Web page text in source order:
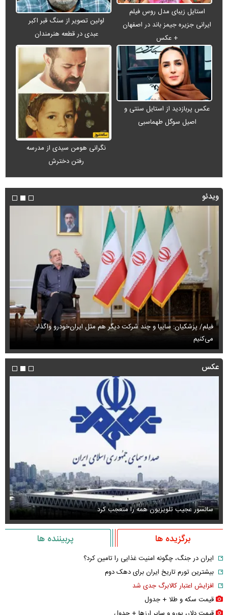
استایل زیبای مدل روس فیلم
ایرانی جزیره جیمز باند در اصفهان
+ عکس
اولین تصویر از سنگ قبر اکبر
عبدی در قطعه هنرمندان
عکس پربازدید از استایل سنتی و
اصیل سوگل طهماسبی
نگرانی هومن سیدی از مدرسه
رفتن دخترش
ویدئو
فیلم/ پزشکیان: سایپا و چند شرکت دیگر هم مثل ایران‌خودرو واگذار
می‌کنیم
عکس
سانسور عجیب تلویزیون همه را متعجب کرد
برگزیده ها پربیننده ها
ایران در جنگ، چگونه امنیت غذایی را تامین کرد؟
بیشترین تورم تاریخ ایران برای دهک دوم
افزایش اعتبار کالابرگ جدی شد
قیمت سکه و طلا + جدول